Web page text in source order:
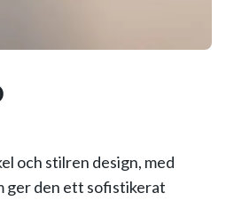
och stilren design, med
ger den ett sofistikerat